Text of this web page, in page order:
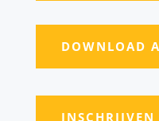
DOWNLOAD